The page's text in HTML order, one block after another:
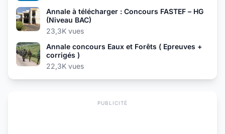
Annale à télécharger : Concours FASTEF – HG
(Niveau BAC)
23,3K vues
Annale concours Eaux et Forêts ( Epreuves +
corrigés )
22,3K vues
PUBLICITÉ